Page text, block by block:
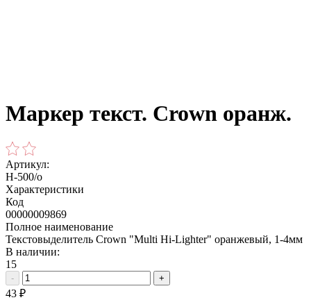
Маркер текст. Crown оранж.
Артикул:
H-500/о
Характеристики
Код
00000009869
Полное наименование
Текстовыделитель Crown "Multi Hi-Lighter" оранжевый, 1-4мм
В наличии:
15
- +
43 ₽